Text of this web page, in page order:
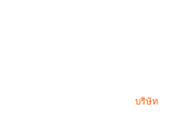
บริษัท